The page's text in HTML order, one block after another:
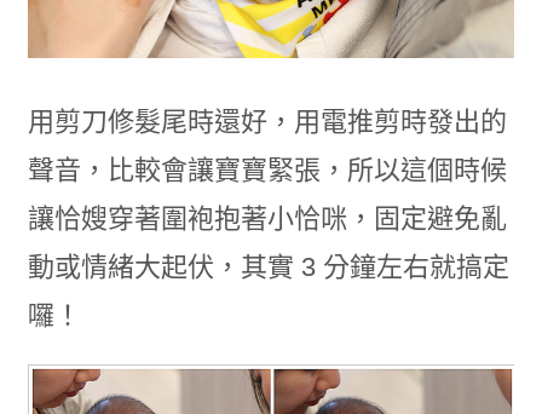
用剪刀修髮尾時還好，用電推剪時發出的
聲音，比較會讓寶寶緊張，所以這個時候
讓恰嫂穿著圍袍抱著小恰咪，固定避免亂
動或情緒大起伏，其實 3 分鐘左右就搞定
囉！